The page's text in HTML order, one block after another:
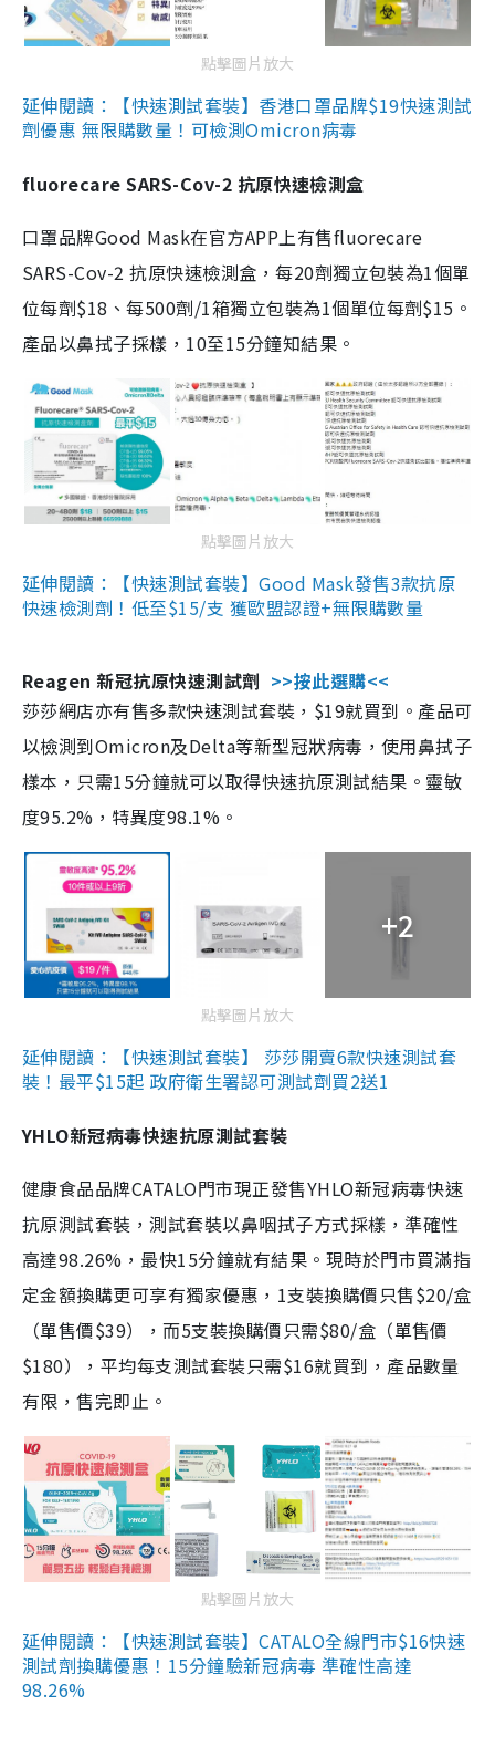
點擊圖片放大
延伸閱讀：【快速測試套裝】香港口罩品牌$19快速測試
劑優惠 無限購數量！可檢測Omicron病毒
fluorecare SARS-Cov-2 抗原快速檢測盒
口罩品牌Good Mask在官方APP上有售fluorecare
SARS-Cov-2 抗原快速檢測盒，每20劑獨立包裝為1個單
位每劑$18、每500劑/1箱獨立包裝為1個單位每劑$15。
產品以鼻拭子採樣，10至15分鐘知結果。
點擊圖片放大
延伸閱讀：【快速測試套裝】Good Mask發售3款抗原
快速檢測劑！低至$15/支 獲歐盟認證+無限購數量
Reagen 新冠抗原快速測試劑 >>按此選購<<
莎莎網店亦有售多款快速測試套裝，$19就買到。產品可
以檢測到Omicron及Delta等新型冠狀病毒，使用鼻拭子
樣本，只需15分鐘就可以取得快速抗原測試結果。靈敏
度95.2%，特異度98.1%。
+2
點擊圖片放大
延伸閱讀：【快速測試套裝】 莎莎開賣6款快速測試套
裝！最平$15起 政府衛生署認可測試劑買2送1
YHLO新冠病毒快速抗原測試套裝
健康食品品牌CATALO門市現正發售YHLO新冠病毒快速
抗原測試套裝，測試套裝以鼻咽拭子方式採樣，準確性
高達98.26%，最快15分鐘就有結果。現時於門市買滿指
定金額換購更可享有獨家優惠，1支裝換購價只售$20/盒
（單售價$39），而5支裝換購價只需$80/盒（單售價
$180），平均每支測試套裝只需$16就買到，產品數量
有限，售完即止。
點擊圖片放大
延伸閱讀：【快速測試套裝】CATALO全線門市$16快速
測試劑換購優惠！15分鐘驗新冠病毒 準確性高達
98.26%